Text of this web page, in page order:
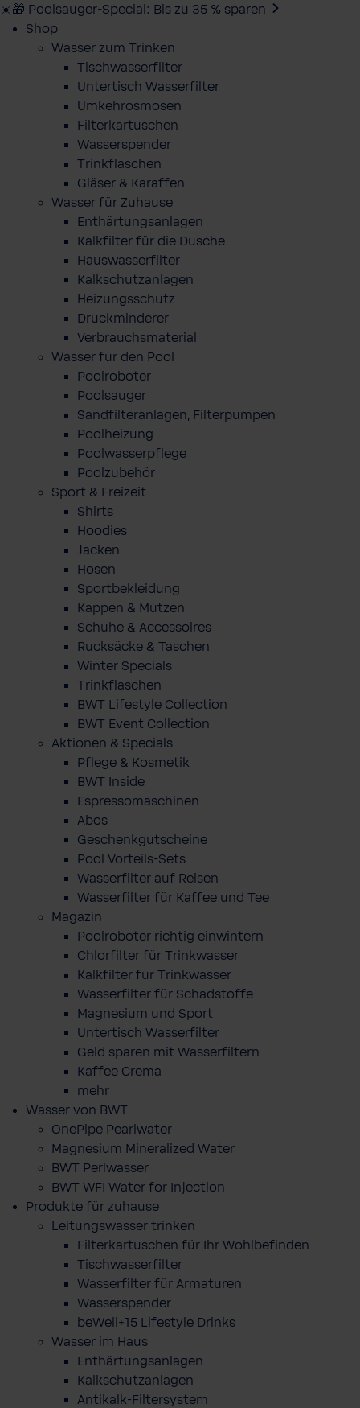
☀️🎁 Poolsauger-Special: Bis zu 35 % sparen
Shop
Wasser zum Trinken
Tischwasserfilter
Untertisch Wasserfilter
Umkehrosmosen
Filterkartuschen
Wasserspender
Trinkflaschen
Gläser & Karaffen
Wasser für Zuhause
Enthärtungsanlagen
Kalkfilter für die Dusche
Hauswasserfilter
Kalkschutzanlagen
Heizungsschutz
Druckminderer
Verbrauchsmaterial
Wasser für den Pool
Poolroboter
Poolsauger
Sandfilteranlagen, Filterpumpen
Poolheizung
Poolwasserpflege
Poolzubehör
Sport & Freizeit
Shirts
Hoodies
Jacken
Hosen
Sportbekleidung
Kappen & Mützen
Schuhe & Accessoires
Rucksäcke & Taschen
Winter Specials
Trinkflaschen
BWT Lifestyle Collection
BWT Event Collection
Aktionen & Specials
Pflege & Kosmetik
BWT Inside
Espressomaschinen
Abos
Geschenkgutscheine
Pool Vorteils-Sets
Wasserfilter auf Reisen
Wasserfilter für Kaffee und Tee
Magazin
Poolroboter richtig einwintern
Chlorfilter für Trinkwasser
Kalkfilter für Trinkwasser
Wasserfilter für Schadstoffe
Magnesium und Sport
Untertisch Wasserfilter
Geld sparen mit Wasserfiltern
Kaffee Crema
mehr
Wasser von BWT
OnePipe Pearlwater
Magnesium Mineralized Water
BWT Perlwasser
BWT WFI Water for Injection
Produkte für zuhause
Leitungswasser trinken
Filterkartuschen für Ihr Wohlbefinden
Tischwasserfilter
Wasserfilter für Armaturen
Wasserspender
beWell+15 Lifestyle Drinks
Wasser im Haus
Enthärtungsanlagen
Kalkschutzanlagen
Antikalk-Filtersystem